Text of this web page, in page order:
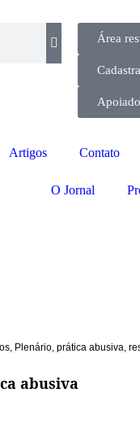
Área
Artigos Contato
O Jornal
, Plenário, prática abusiva,
abusiva